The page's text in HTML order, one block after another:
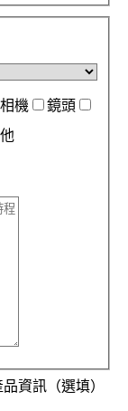
機
鏡頭
資訊（選填）